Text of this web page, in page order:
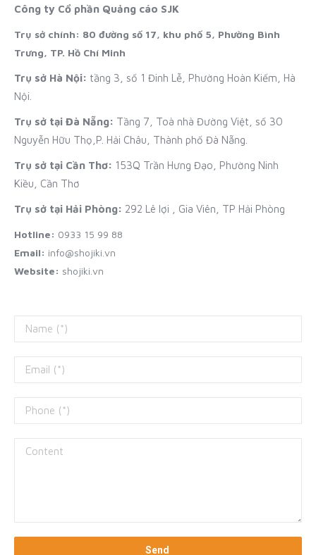
Công ty Cổ phần Quảng cáo SJK
Trụ sở chính: 80 đường số 17, khu phố 5, Phường Bình
Trưng, TP. Hồ Chí Minh
Trụ sở Hà Nội: tầng 3, số 1 Đinh Lễ, Phường Hoàn Kiếm, Hà
Nội.
Trụ sở tại Đà Nẵng: Tầng 7, Toà nhà Đường Việt, số 30
Nguyễn Hữu Thọ,P. Hải Châu, Thành phố Đà Nẵng.
Trụ sở tại Cần Thơ: 153Q Trần Hưng Đạo, Phường Ninh
Kiều, Cần Thơ
Trụ sở tại Hải Phòng: 292 Lê lợi , Gia Viên, TP Hải Phòng
Hotline: 0933 15 99 88
Email: info@shojiki.vn
Website: shojiki.vn